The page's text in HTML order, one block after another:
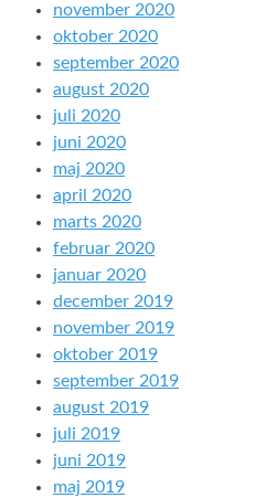
november 2020
oktober 2020
september 2020
august 2020
juli 2020
juni 2020
maj 2020
april 2020
marts 2020
februar 2020
januar 2020
december 2019
november 2019
oktober 2019
september 2019
august 2019
juli 2019
juni 2019
maj 2019